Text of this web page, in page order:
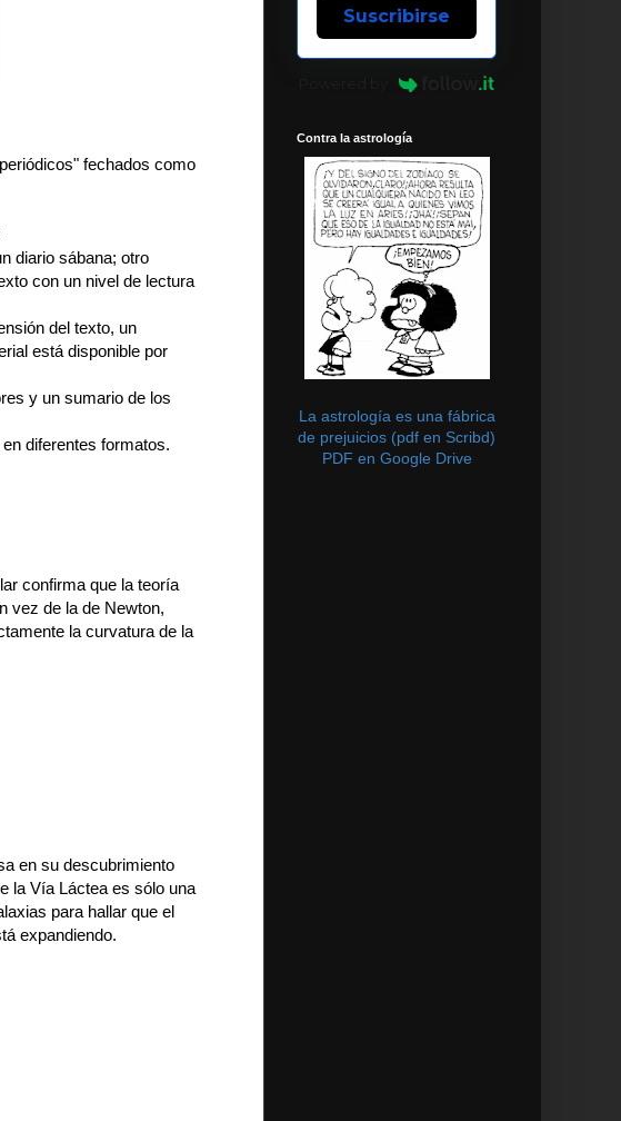
fechados como
diario sábana; otro
con un nivel de lectura
del texto, un
está disponible por
y un sumario de los
en diferentes formatos.
confirma que la teoría
vez de la de Newton,
la curvatura de la
en su descubrimiento
la Vía Láctea es sólo una
para hallar que el
expandiendo.
Suscribirse
Contra la astrología
La astrología es una fábrica
de prejuicios (pdf en Scribd)
PDF en Google Drive